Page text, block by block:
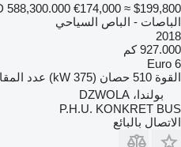
588,300.000 €174,000 ≈ $199,800
الباصات - الباص السياحي
2018
927.000 كم
Euro 6
القوة 510 حصان (375 kW) عدد
بولندا، DZWOLA
P.H.U. KONKRET BUS
الاتصال بالبائع